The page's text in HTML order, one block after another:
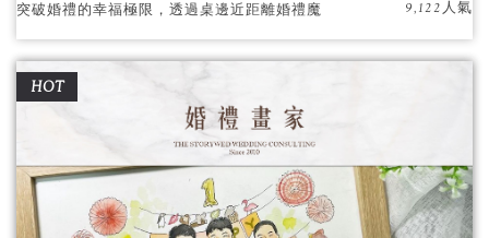
突破婚禮的幸福極限，透過桌邊近距離婚禮魔
動！
9,122人氣
HOT